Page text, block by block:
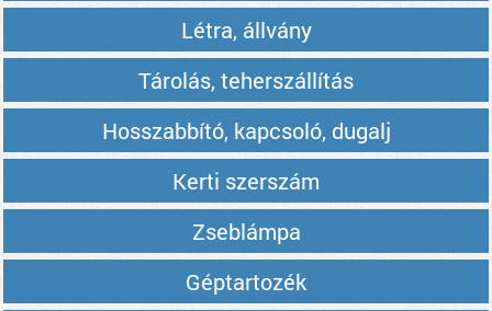
Létra, állvány
Tárolás, teherszállítás
Hosszabbító, kapcsoló, dugalj
Kerti szerszám
Zseblámpa
Géptartozék